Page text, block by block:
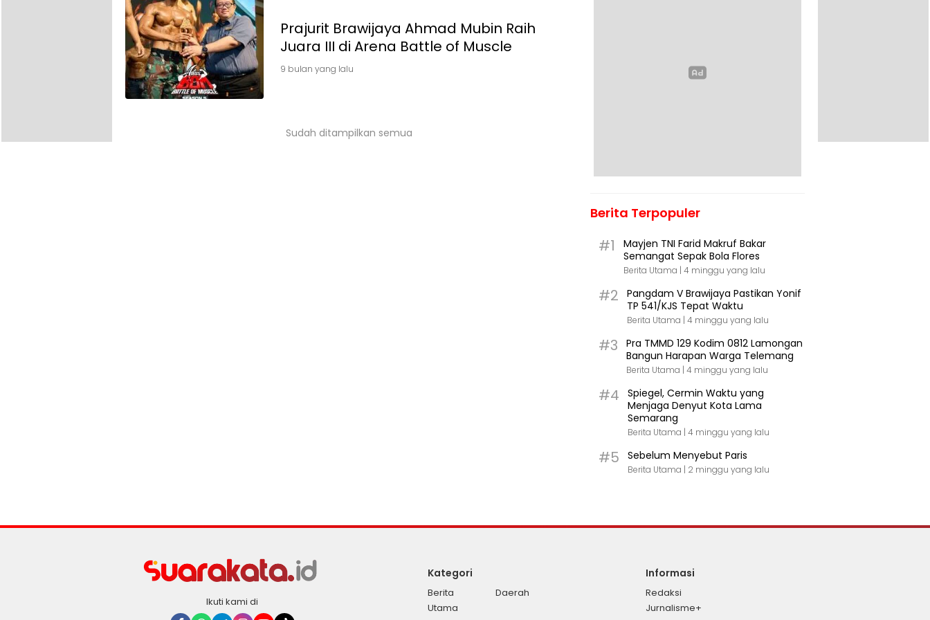
Prajurit Brawijaya Ahmad Mubin Raih
Juara III di Arena Battle of Muscle
9 bulan yang lalu
Sudah ditampilkan semua
Berita Terpopuler
#1
Mayjen TNI Farid Makruf Bakar
Semangat Sepak Bola Flores
Berita Utama | 4 minggu yang lalu
#2
Pangdam V Brawijaya Pastikan Yonif
TP 541/KJS Tepat Waktu
Berita Utama | 4 minggu yang lalu
#3
Pra TMMD 129 Kodim 0812 Lamongan
Bangun Harapan Warga Telemang
Berita Utama | 4 minggu yang lalu
#4
Spiegel, Cermin Waktu yang
Menjaga Denyut Kota Lama
Semarang
Berita Utama | 4 minggu yang lalu
#5 Sebelum Menyebut Paris
Berita Utama | 2 minggu yang lalu
Ikuti kami di
Kategori
Berita
Utama
Daerah
Informasi
Redaksi
Jurnalisme+